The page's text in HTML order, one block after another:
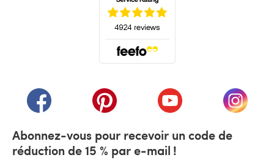
(s'ouvre dans un nouvel onglet)
(s'ouvre dans un nouvel onglet)
(s'ouvre dans un(s'ouvre
Abonnez-vous pour recevoir un code de
réduction de 15 % par e-mail !